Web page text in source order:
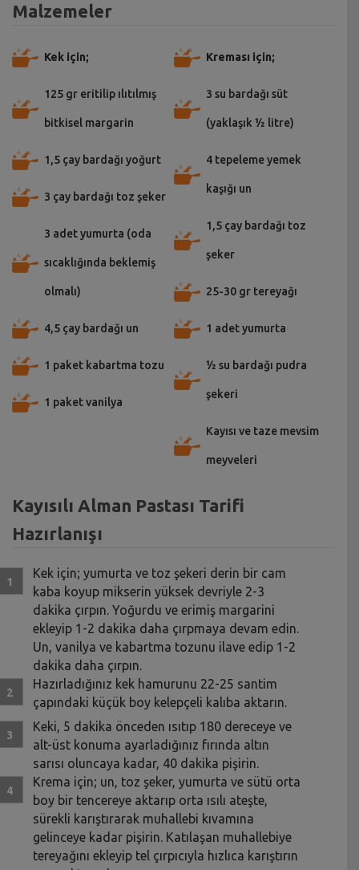
Malzemeler
Kek için;
125 gr eritilip ılıtılmış
bitkisel margarin
1,5 çay bardağı yoğurt
3 çay bardağı toz şeker
3 adet yumurta (oda
sıcaklığında beklemiş
olmalı)
4,5 çay bardağı un
1 paket kabartma tozu
1 paket vanilya
Kreması için;
3 su bardağı süt
(yaklaşık ½ litre)
4 tepeleme yemek
kaşığı un
1,5 çay bardağı toz
şeker
25-30 gr tereyağı
1 adet yumurta
½ su bardağı pudra
şekeri
Kayısı ve taze mevsim
meyveleri
Kayısılı Alman Pastası Tarifi
Hazırlanışı
Kek için; yumurta ve toz şekeri derin bir cam
kaba koyup mikserin yüksek devriyle 2-3
dakika çırpın. Yoğurdu ve erimiş margarini
ekleyip 1-2 dakika daha çırpmaya devam edin.
Un, vanilya ve kabartma tozunu ilave edip 1-2
dakika daha çırpın.
Hazırladığınız kek hamurunu 22-25 santim
çapındaki küçük boy kelepçeli kalıba aktarın.
Keki, 5 dakika önceden ısıtıp 180 dereceye ve
alt-üst konuma ayarladığınız fırında altın
sarısı oluncaya kadar, 40 dakika pişirin.
Krema için; un, toz şeker, yumurta ve sütü orta
boy bir tencereye aktarıp orta ısılı ateşte,
sürekli karıştırarak muhallebi kıvamına
gelinceye kadar pişirin. Katılaşan muhallebiye
tereyağını ekleyip tel çırpıcıyla hızlıca karıştırın